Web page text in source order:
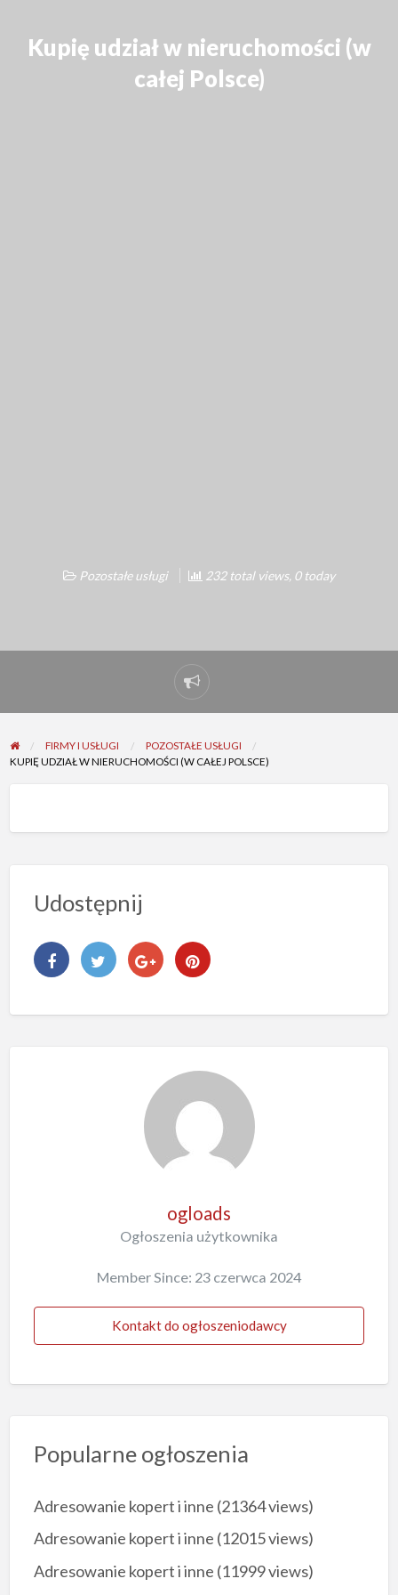
Kupię udział w nieruchomości (w
całej Polsce)
Pozostałe usługi 232 total views, 0 today
Report
problem
FIRMY I USŁUGI
POZOSTAŁE USŁUGI
KUPIĘ UDZIAŁ W NIERUCHOMOŚCI (W CAŁEJ POLSCE)
Udostępnij
ogloads
Ogłoszenia użytkownika
Member Since: 23 czerwca 2024
Kontakt do ogłoszeniodawcy
Popularne ogłoszenia
Adresowanie kopert i inne (21364 views)
Adresowanie kopert i inne (12015 views)
Adresowanie kopert i inne (11999 views)